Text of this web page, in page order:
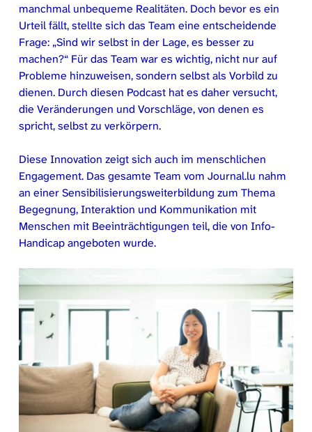
manchmal unbequeme Realitäten. Doch bevor es ein
Urteil fällt, stellte sich das Team eine entscheidende
Frage: „Sind wir selbst in der Lage, es besser zu
machen?“ Für das Team war es wichtig, nicht nur auf
Probleme hinzuweisen, sondern selbst als Vorbild zu
dienen. Durch diesen Podcast hat es daher versucht,
die Veränderungen und Vorschläge, von denen es
spricht, selbst zu verkörpern.
Diese Innovation zeigt sich auch im menschlichen
Engagement. Das gesamte Team vom Journal.lu nahm
an einer Sensibilisierungsweiterbildung zum Thema
Begegnung, Interaktion und Kommunikation mit
Menschen mit Beeinträchtigungen teil, die von Info-
Handicap angeboten wurde.